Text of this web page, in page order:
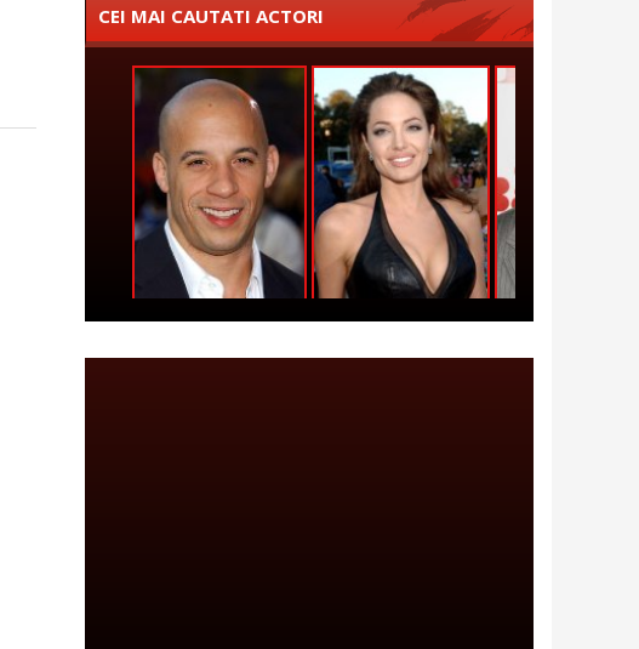
CEI MAI CAUTATI ACTORI